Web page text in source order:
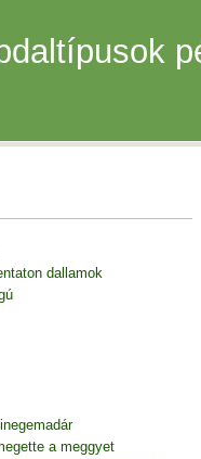
dallamok
a meggyet